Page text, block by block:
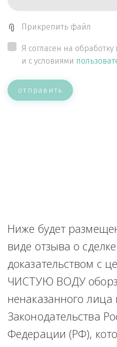
Прикрепить файл
Я согласен на обработку
и с условиями
отправить
Ниже будет
виде отзыва о
доказательством с
ЧИСТУЮ ВОДУ
ненаказанного лица
Законодательства
Федерации (РФ),